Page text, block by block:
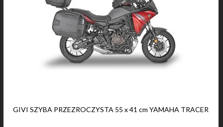
GIVI SZYBA PRZEZROCZYSTA 55 x 41 cm YAMAHA TRACER